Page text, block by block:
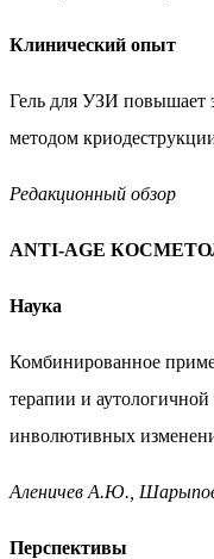
Клинический опыт
Гель для УЗИ повышает
методом
Редакционный обзор
ANTI-AGE
Наука
Комбинированное
терапии и
инволютивных
Аленичев А.Ю.,
Перспективы